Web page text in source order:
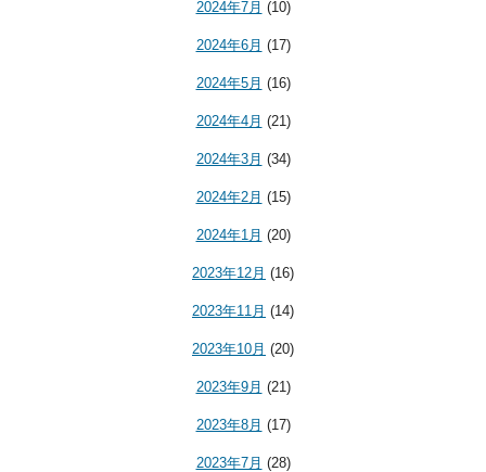
2024年7月 (10)
2024年6月 (17)
2024年5月 (16)
2024年4月 (21)
2024年3月 (34)
2024年2月 (15)
2024年1月 (20)
2023年12月 (16)
2023年11月 (14)
2023年10月 (20)
2023年9月 (21)
2023年8月 (17)
2023年7月 (28)